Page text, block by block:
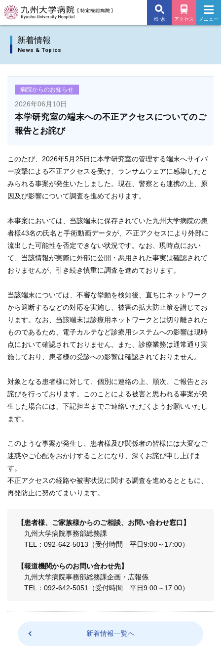
検 索 アクセス
九州大学病院TOP
入院のご案内
診療科
施設・サービス
病院について
交通アクセス
学内向け情報
ご意見
本院の先進医療
内視鏡外科手術
最新の歯科治療
サイトマップ
サイトポリシー
ENGLISH
中文
〒812-8582 福岡市東区馬出3-1-1
TEL.092-642-5163（時間外受付）
外来診療受付時間
メニュー
新着情報
News & Topics
病院からのお知らせ
2026年06月10日
本学研究室の端末への不正アクセスについてのご
報告とお詫び
このたび、2026年5月25日に本学研究室の管理する端末へサイバ
ー攻撃による不正アクセスを受け、ランサムウェアに感染したと
みられる事案が発生いたしました。現在、警察とも連携の上、原
因及び影響について調査を進めております。
本事案においては、当該端末に保存されていた九州大学病院の患
者様43名の氏名と手術動画データが、不正アクセスにより外部に
流出した可能性を否定できない状況です。なお、現時点におい
て、当該情報が実際に外部に公開・悪用された事実は確認されて
おりませんが、引き続き慎重に調査を進めております。
当該端末については、不審な挙動を検知後、直ちにネットワーク
から遮断するなどの対応を実施し、被害の拡大防止策を講じてお
ります。なお、当該端末は診療用ネットワークとは切り離された
ものであるため、電子カルテなど診療用システムへの影響は現時
点において確認されておりません。また、診療業務は通常通り実
施しており、患者様の受診への影響は確認されておりません。
対象となる患者様に対して、個別に連絡の上、順次、ご報告とお
詫びを行っております。このことによる被害と思われる事案が発
生した場合には、下記担当までご連絡いただくようお願いいたし
ます。
このような事案が発生し、患者様及び関係者の皆様には大変なご
迷惑やご心配をおかけすることになり、深くお詫び申し上げま
す。
不正アクセスの経路や被害状況に関する調査を進めるとともに、
再発防止に努めてまいります。
【患者様、ご家族様からのご相談、お問い合わせ窓口】
九州大学病院事務部総務課
TEL：092-642-5013（受付時間 平日9:00～17:00）
【報道機関からのお問い合わせ先】
九州大学病院事務部総務課企画・広報係
TEL：092-642-5051（受付時間 平日9:00～17:00）
新着情報一覧へ